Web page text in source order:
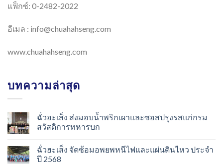
แฟ็กซ์: 0-2482-2022
อีเมล : info@chuahahseng.com
www.chuahahseng.com
บทความล่าสุด
ฉั่วฮะเส็ง ส่งมอบน้ำพริกเผาและซอสปรุงรสแก่กรม
สวัสดิการทหารบก
ฉั่วฮะเส็ง จัดซ้อมอพยพหนีไฟและแผ่นดินไหว ประจำ
ปี 2568